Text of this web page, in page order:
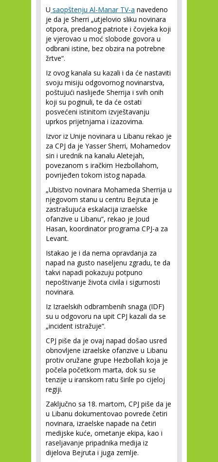
U saopštenju Al-Manar TV-a navedeno
je da je Sherri „utjelovio sliku novinara
otpora, predanog patriote i čovjeka koji
je vjerovao u moć slobode govora u
odbrani istine, bez obzira na potrebne
žrtve“.
Iz ovog kanala su kazali i da će nastaviti
svoju misiju odgovornog novinarstva,
poštujući naslijeđe Sherrija i svih onih
koji su poginuli, te da će ostati
posvećeni istinitom izvještavanju
uprkos prijetnjama i izazovima.
Izvor iz Unije novinara u Libanu rekao je
za CPJ da je Yasser Sherri, Mohamedov
sin i urednik na kanalu Aletejah,
povezanom s iračkim Hezbollahom,
povrijeđen tokom istog napada.
„Ubistvo novinara Mohameda Sherrija u
njegovom stanu u centru Bejruta je
zastrašujuća eskalacija izraelske
ofanzive u Libanu“, rekao je Joud
Hasan, koordinator programa CPJ-a za
Levant.
Istakao je i da nema opravdanja za
napad na gusto naseljenu zgradu, te da
takvi napadi pokazuju potpuno
nepoštivanje života civila i sigurnosti
novinara.
Iz Izraelskih odbrambenih snaga (IDF)
su u odgovoru na upit CPJ kazali da se
„incident istražuje“.
CPJ piše da je ovaj napad došao usred
obnovljene izraelske ofanzive u Libanu
protiv oružane grupe Hezbollah koja je
počela početkom marta, dok su se
tenzije u iranskom ratu širile po cijeloj
regiji.
Zaključno sa 18. martom, CPJ piše da je
u Libanu dokumentovao povrede četiri
novinara, izraelske napade na četiri
medijske kuće, ometanje ekipa, kao i
raseljavanje pripadnika medija iz
dijelova Bejruta i juga zemlje.